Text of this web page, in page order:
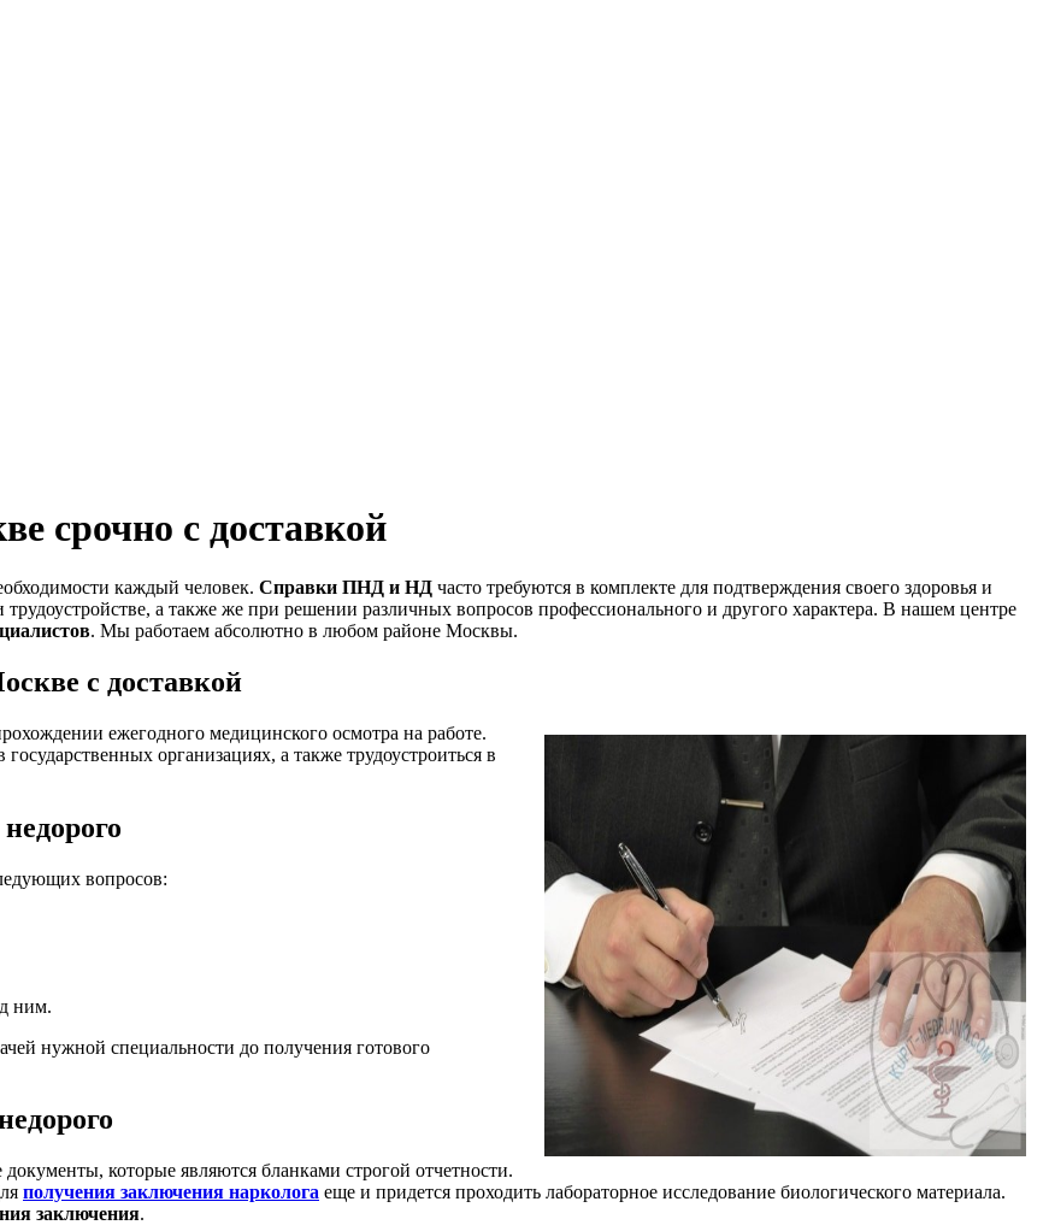
срочно с доставкой
каждый человек. Справки ПНД и НД часто требуются в комплекте для подтверждения своего здоровья и
а также же при решении различных вопросов профессионального и другого характера. В нашем центре
. Мы работаем абсолютно в любом районе Москвы.
с доставкой
ежегодного медицинского осмотра на работе.
организациях, а также трудоустроиться в
вопросов:
ним.
нужной специальности до получения готового
которые являются бланками строгой отчетности.
получения заключения нарколога еще и придется проходить лабораторное исследование биологического материала.
заключения.